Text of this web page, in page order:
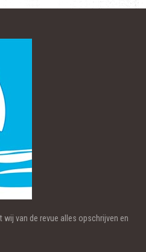
van de revue alles opschrijven en